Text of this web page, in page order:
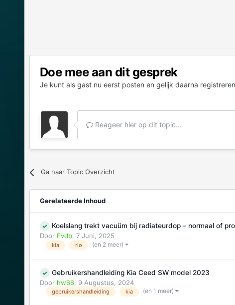
Doe mee aan dit gesprek
Je kunt als gast nu eerst posten en gelijk daarna
Reageer hier op dit topic...
Ga naar Topic Overzicht
Gerelateerde Inhoud
Koelslang trekt vacuüm bij radiateurdop – normaal of
Door Fvdb, 7 Juni, 2025
kia rio (en 2 meer)
Gebruikershandleiding Kia Ceed SW model 2023
Door hw66, 9 Augustus, 2024
gebruikershandleiding kia (en 1 meer)